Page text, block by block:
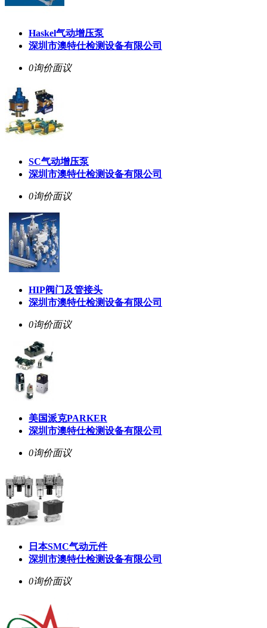
Haskel气动增压泵
深圳市澳特仕检测设备有限公司
0询价面议
SC气动增压泵
深圳市澳特仕检测设备有限公司
0询价面议
HIP阀门及管接头
深圳市澳特仕检测设备有限公司
0询价面议
美国派克PARKER
深圳市澳特仕检测设备有限公司
0询价面议
日本SMC气动元件
深圳市澳特仕检测设备有限公司
0询价面议